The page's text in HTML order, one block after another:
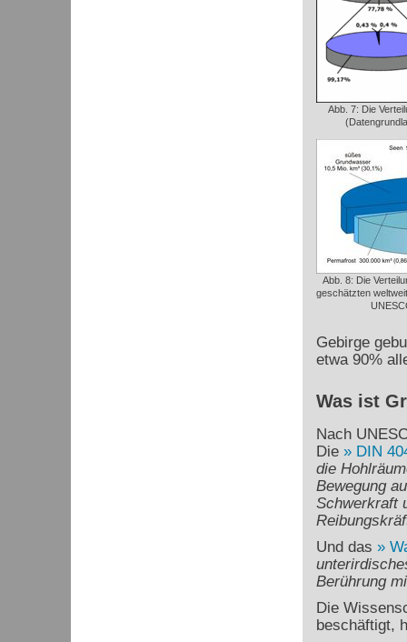
Abb. 7: Die
Abb. 8: Die
geschätzten
Gebirge
etwa 90%
Was ist
Nach
Die
DIN
die
Bewegung
Schwerkraft
Und das
Berührung
Die
beschäftigt,